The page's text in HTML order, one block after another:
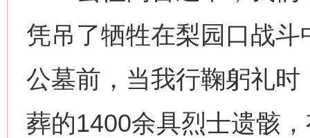
凭吊了牺牲在梨园口战
公墓前，当我行鞠躬礼
葬的1400余具烈士遗骸